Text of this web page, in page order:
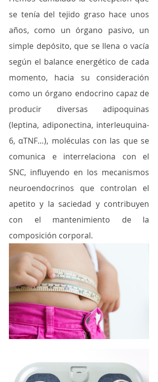
se tenía del tejido graso hace unos
años, como un órgano pasivo, un
simple depósito, que se llena o vacía
según el balance energético de cada
momento, hacia su consideración
como un órgano endocrino capaz de
producir diversas adipoquinas
(leptina, adiponectina, interleuquina-
6, αTNF…), moléculas con las que se
comunica e interrelaciona con el
SNC, influyendo en los mecanismos
neuroendocrinos que controlan el
apetito y la saciedad y contribuyen
con el mantenimiento de la
composición corporal.